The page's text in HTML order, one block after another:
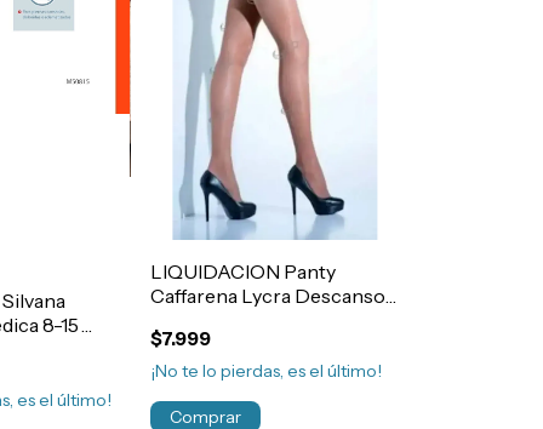
8-15
es el último!
LIQUIDACION Panty
Caffarena Lycra Descanso
$7.999
¡No te lo pierdas, es el último!
Comprar